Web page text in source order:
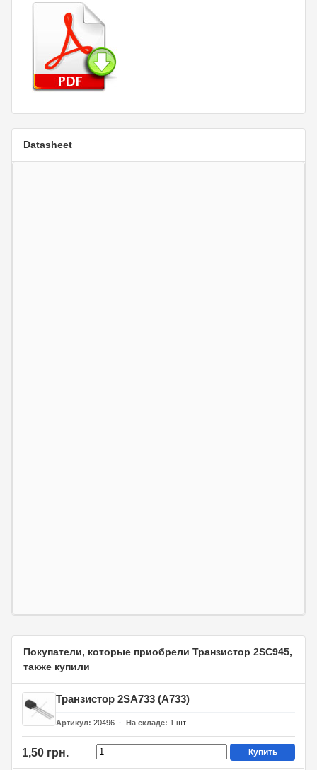
Datasheet
Покупатели, которые приобрели Транзистор 2SC945,
также купили
Транзистор 2SA733 (A733)
Артикул 20496 На складе 1 шт
1,50 грн. Купить